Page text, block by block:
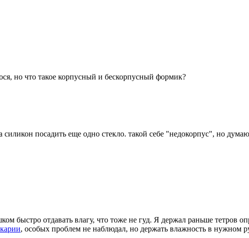
но что такое корпусный и бескорпусный формик?
посадить еще одно стекло. такой себе "недокорпус", но
быстро отдавать влагу, что тоже не гуд. Я держал раньше тетров
, особых проблем не наблюдал, но держать влажность в нужном